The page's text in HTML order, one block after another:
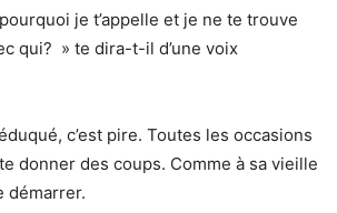
je t’appelle et je ne te trouve
qui? » te dira-t-il d’une voix
c’est pire. Toutes les occasions
donner des coups. Comme à sa vieille
démarrer.